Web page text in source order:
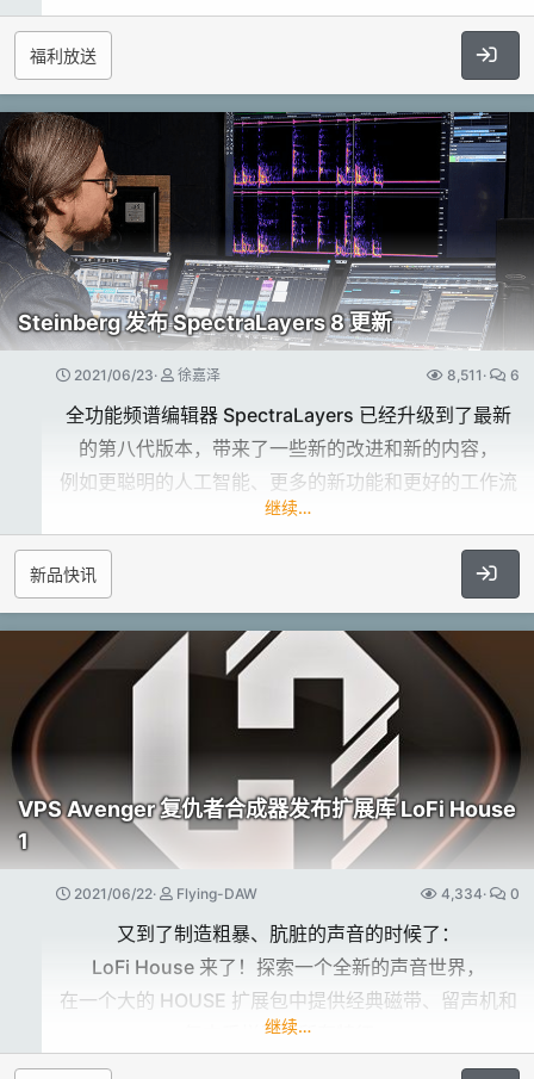
个是 iLok 云。...​
你可以在更早的版本上运行它，但我们不支持它们。
最低要求 4GB 的内存
1.4 GB 的磁盘空间
1280x768px 显示屏，互联网连接。
如果你想把你的.blob文件移动到外部驱动器，我们建
议使用 SSD，以防止掉线。
插件格式为...​
工作流程​
Asteroid 旨在为您提供在直观且易于使用的界面中
制作复杂、分层和令人难以置信的有节奏的打击乐、序
列和效果所需的一切。
浏览数百个包含的套件和序列预设并快速调整以适应风
格，
或者从头开始并使用随机发生器探索无穷无尽的配置。
在“编辑”页面上调整声音的每个细节，
到空间混音、瞬态控制、均衡器、多效果器等等。
并使用完整的总线效果选择来掌握您的声音，而无需离
结构​
高级 Asteroid 是一个 7 轨采样播放器，
并带有全局或每个曲目的样本随机化器以获取即时灵
感。
从立体声混音或多路输出
（每个音轨到单独的输出进行进一步处理）中进行选
可提供一系列不同的打击乐声音。一个理想的垃圾桶打
击乐样本库，
一套值得你收藏的音色。
声音特征：
两个位置的麦克风以 96kHz 24 位录制
各种各样的刮擦、金属敲击、手敲击和塑料敲击
除刮擦外，所有发音均具有 8 次 RR
内置卷积混响
需要完整版的Kontakt 5.8.1 或更高版本
（不适用于 Kontakt Player）
硬盘空间 380MB
声音类别：
电缆扎带刮擦 (x3 RR)
轻击 (x8 RR)
指关节敲击（x8 RR）
手击（x8 RR）
闷音击打 (x8 RR)
手动边缘射击（x8 RR）
塑料撞击地板 (x8 RR)
塑料轮辋 (x8 RR)
塑料命中 (x8 RR)
福利放送
Steinberg 发布 SpectraLayers 8 更新
2021/06/23 徐嘉泽 8,511 6
全功能频谱编辑器 SpectraLayers 已经升级到了最新
的第八代版本，带来了一些新的改进和新的内容，
例如更聪明的人工智能、更多的新功能和更好的工作流
程。
人性化的第二代人工智能处理​
SpectraLayers 8 融合了流程、工具和工作流程改进。
AI 驱动的流程现在可以跨层实现精确去漏音等。
选择工具现在提供对谐波、衰减和音高的更多控制。
工作流程增强——包括改进的 ARA 2 DAW 集成——将
魔力直接带入您的 DAW 项目时间线。
让自己沉浸在具有速度和深度的强大、实用的工作流程
中，
轻松地从关键的音频修复任务转移到数字音频中最复杂
的声音设计流程。
更聪明的人工智能​
SpectraLayers 中的第二代 AI 实现包括在 De-Bleed
继续…
新品快讯
VPS Avenger 复仇者合成器发布扩展库 LoFi House
1
2021/06/22 Flying-DAW 4,334 0
又到了制造粗暴、肮脏的声音的时候了：
LoFi House 来了！探索一个全新的声音世界，
在一个大的 HOUSE 扩展包中提供经典磁带、留声机和
复古采样器的所有特征。
继续…